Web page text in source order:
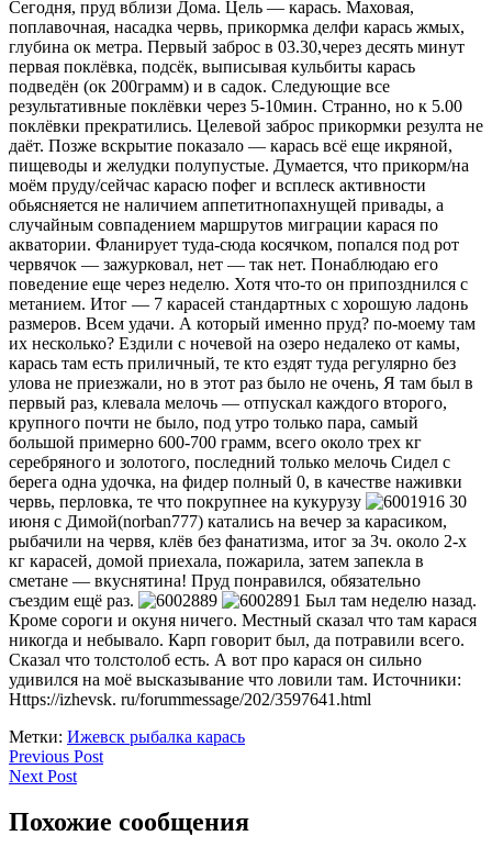
Сегодня, пруд вблизи Дома. Цель — карась. Маховая,
поплавочная, насадка червь, прикормка делфи карась жмых,
глубина ок метра. Первый заброс в 03.30,через десять минут
первая поклёвка, подсёк, выписывая кульбиты карась
подведён (ок 200грамм) и в садок. Следующие все
результативные поклёвки через 5-10мин. Странно, но к 5.00
поклёвки прекратились. Целевой заброс прикормки резулта не
даёт. Позже вскрытие показало — карась всё еще икряной,
пищеводы и желудки полупустые. Думается, что прикорм/на
моём пруду/сейчас карасю пофег и всплеск активности
обьясняется не наличием аппетитнопахнущей привады, а
случайным совпадением маршрутов миграции карася по
акватории. Фланирует туда-сюда косячком, попался под рот
червячок — зажурковал, нет — так нет. Понаблюдаю его
поведение еще через неделю. Хотя что-то он припозднился с
метанием. Итог — 7 карасей стандартных с хорошую ладонь
размеров. Всем удачи. А который именно пруд? по-моему там
их несколько? Ездили с ночевой на озеро недалеко от камы,
карась там есть приличный, те кто ездят туда регулярно без
улова не приезжали, но в этот раз было не очень, Я там был в
первый раз, клевала мелочь — отпускал каждого второго,
крупного почти не было, под утро только пара, самый
большой примерно 600-700 грамм, всего около трех кг
серебряного и золотого, последний только мелочь Сидел с
берега одна удочка, на фидер полный 0, в качестве наживки
червь, перловка, те что покрупнее на кукурузу
30
июня с Димой(norban777) катались на вечер за карасиком,
рыбачили на червя, клёв без фанатизма, итог за 3ч. около 2-х
кг карасей, домой приехала, пожарила, затем запекла в
сметане — вкуснятина! Пруд понравился, обязательно
съездим ещё раз.
Был там неделю назад.
Кроме сороги и окуня ничего. Местный сказал что там карася
никогда и небывало. Карп говорит был, да потравили всего.
Сказал что толстолоб есть. А вот про карася он сильно
удивился на моё высказывание что ловили там. Источники:
Https://izhevsk. ru/forummessage/202/3597641.html
Метки: Ижевск рыбалка карась
Навигация
по
записям
Previous PostPrevious
Next PostNext
Похожие сообщения